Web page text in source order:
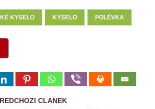
KYSELO KYSELO POLÉVKA
CLANEK